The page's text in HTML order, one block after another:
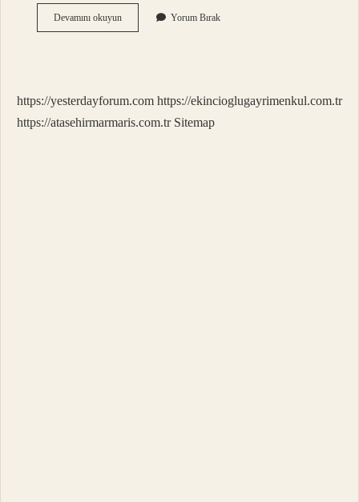
Devamını okuyunEva
Braun
Yorum Bırak
https://yesterdayforum.com https://ekincioglugayrimenkul.com.tr
https://atasehirmarmaris.com.tr Sitemap